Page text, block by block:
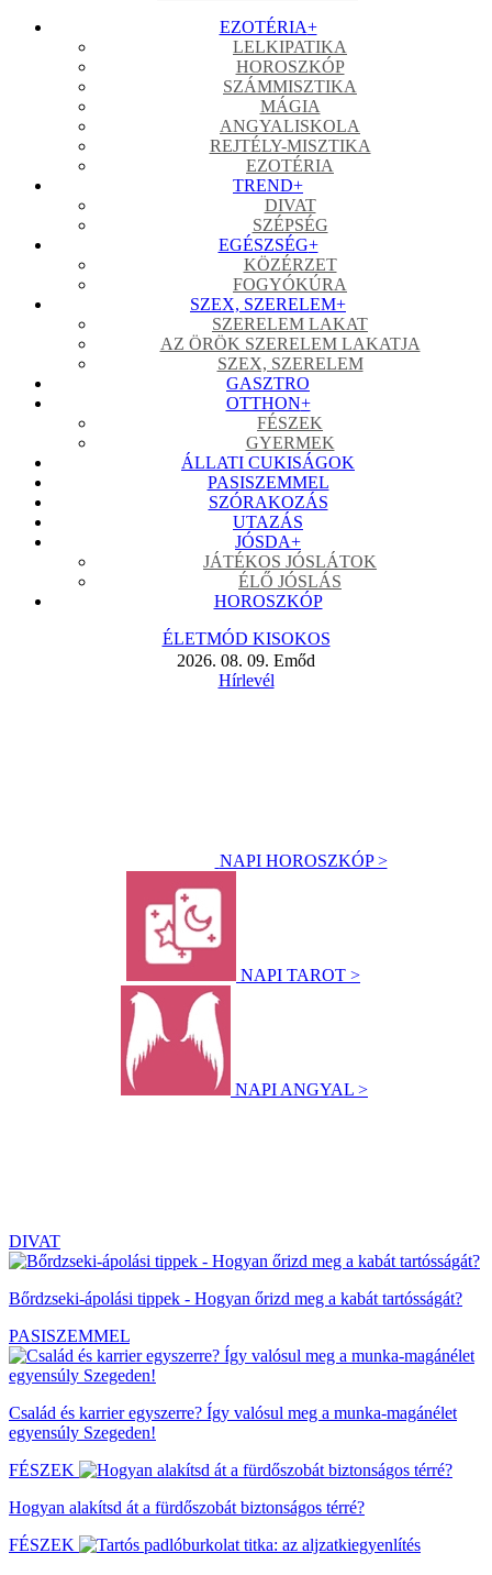
EZOTÉRIA+
LELKIPATIKA
HOROSZKÓP
SZÁMMISZTIKA
MÁGIA
ANGYALISKOLA
REJTÉLY-MISZTIKA
EZOTÉRIA
TREND+
DIVAT
SZÉPSÉG
EGÉSZSÉG+
KÖZÉRZET
FOGYÓKÚRA
SZEX, SZERELEM+
SZERELEM LAKAT
AZ ÖRÖK SZERELEM LAKATJA
SZEX, SZERELEM
GASZTRO
OTTHON+
FÉSZEK
GYERMEK
ÁLLATI CUKISÁGOK
PASISZEMMEL
SZÓRAKOZÁS
UTAZÁS
JÓSDA+
JÁTÉKOS JÓSLÁTOK
ÉLŐ JÓSLÁS
HOROSZKÓP
ÉLETMÓD KISOKOS
2026. 08. 09. Emőd
Hírlevél
NAPI HOROSZKÓP >
NAPI TAROT >
NAPI ANGYAL >
DIVAT
Bőrdzseki-ápolási tippek - Hogyan őrizd meg a kabát tartósságát?
PASISZEMMEL
Család és karrier egyszerre? Így valósul meg a munka-magánélet
egyensúly Szegeden!
FÉSZEK
Hogyan alakítsd át a fürdőszobát biztonságos térré?
FÉSZEK